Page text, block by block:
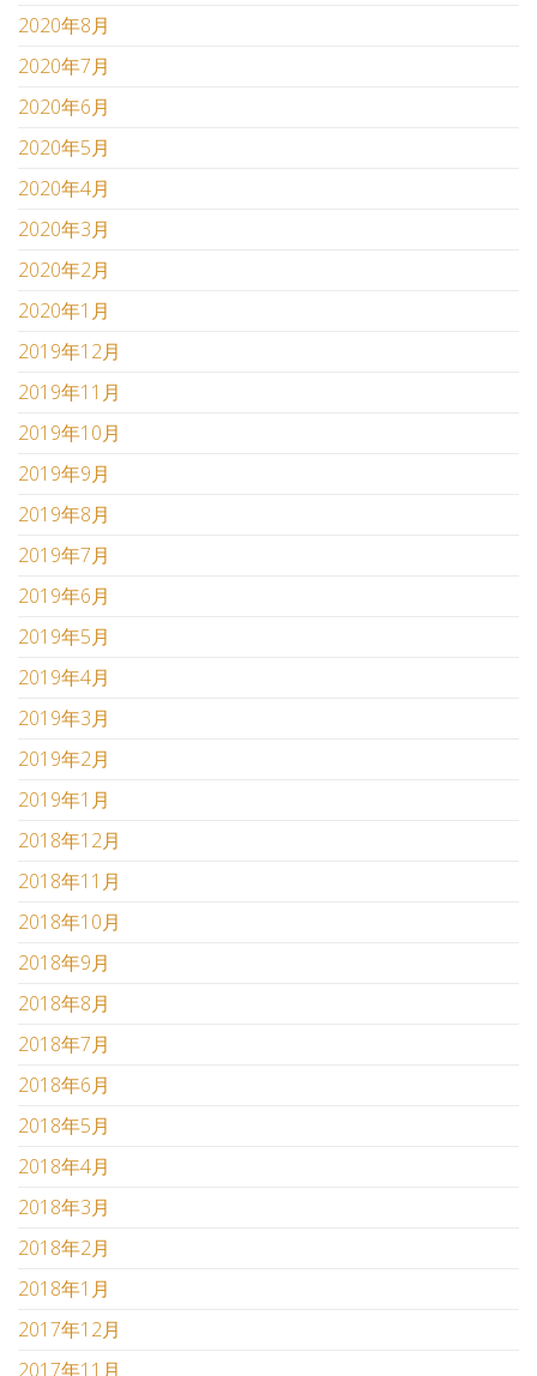
2020年8月
2020年7月
2020年6月
2020年5月
2020年4月
2020年3月
2020年2月
2020年1月
2019年12月
2019年11月
2019年10月
2019年9月
2019年8月
2019年7月
2019年6月
2019年5月
2019年4月
2019年3月
2019年2月
2019年1月
2018年12月
2018年11月
2018年10月
2018年9月
2018年8月
2018年7月
2018年6月
2018年5月
2018年4月
2018年3月
2018年2月
2018年1月
2017年12月
2017年11月